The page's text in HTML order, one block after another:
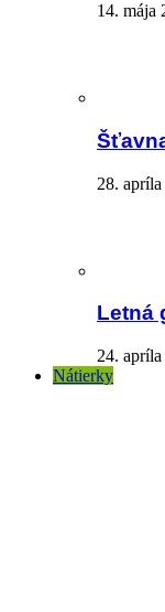
14. mája
28.
Letná
24.
Nátierky